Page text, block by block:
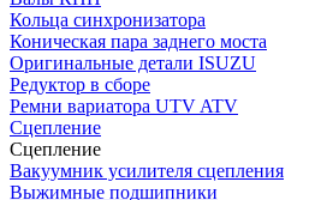
Кольца синхронизатора
Коническая пара заднего моста
Оригинальные детали ISUZU
Редуктор в сборе
Ремни вариатора UTV ATV
Сцепление
Сцепление
Вакуумник усилителя сцепления
Выжимные подшипники